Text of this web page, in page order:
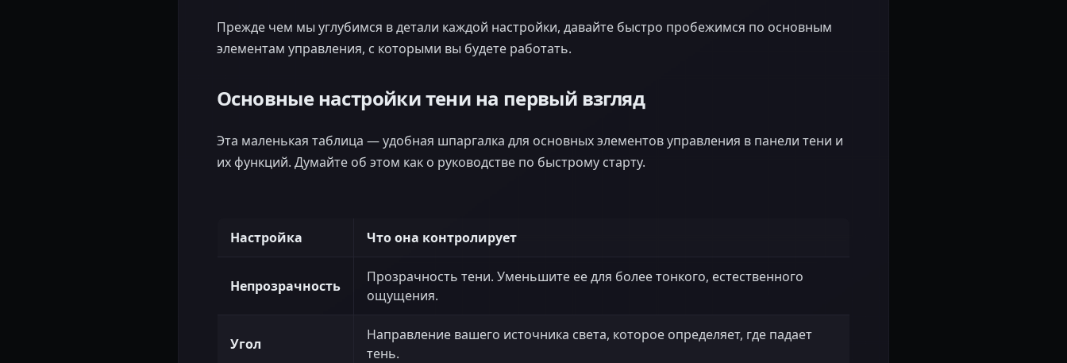
Прежде чем мы углубимся в детали каждой настройки, давайте быстро пробежимся по основным
элементам управления, с которыми вы будете работать.
Основные настройки тени на первый взгляд
Эта маленькая таблица — удобная шпаргалка для основных элементов управления в панели тени и
их функций. Думайте об этом как о руководстве по быстрому старту.
Настройка Что она контролирует
Непрозрачность
Прозрачность тени. Уменьшите ее для более тонкого, естественного
ощущения.
Угол
Направление вашего источника света, которое определяет, где падает
тень.